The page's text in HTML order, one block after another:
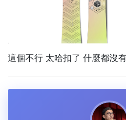
這個不行 太哈扣了 什麼都沒